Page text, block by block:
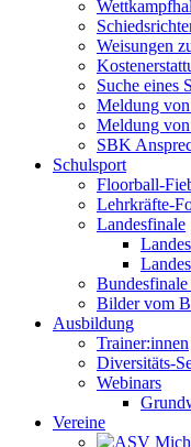
Weisungen
Suche eines
Meldung von
Meldung
SBK
Schulsport
Floorball-
Lehrkräfte-
Landesfinale
Bilder vom
Ausbildung
Trainer:innen
Diversitäts-
Webinars
Vereine